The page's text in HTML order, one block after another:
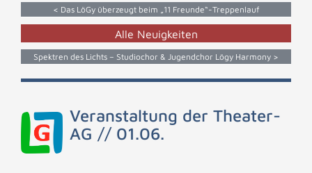
< Das LöGy überzeugt beim „11 Freunde“-Treppenlauf
Alle Neuigkeiten
Spektren des Lichts – Studiochor & Jugendchor Lögy Harmony >
Veranstaltung der Theater-
AG // 01.06.